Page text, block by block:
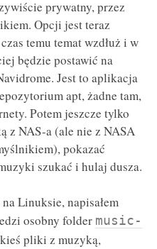
prywatny, przez
Opcji jest teraz
temu temat wzdłuż i w
będzie postawić na
Jest to aplikacja
apt, żadne tam,
Potem jeszcze tylko
z NAS-a (ale nie z NASA
pokazać
szukać i hulaj dusza.
Linuksie, napisałem
osobny folder music-
pliki z muzyką,